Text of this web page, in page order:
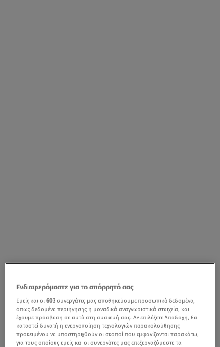
Ενδιαφερόμαστε για το απόρρητό σας
Εμείς και οι603 συνεργάτες μας αποθηκεύουμε προσωπικά δεδομένα,
όπως δεδομένα περιήγησης ή μοναδικά αναγνωριστικά στοιχεία, και
έχουμε πρόσβαση σε αυτά στη συσκευή σας. Αν επιλέξετε Αποδοχή, θα
καταστεί δυνατή η ενεργοποίηση τεχνολογιών παρακολούθησης
προκειμένου να υποστηριχθούν οι σκοποί που εμφανίζονται παρακάτω,
για τους οποίους εμείς και οι συνεργάτες μας επεξεργαζόμαστε τα